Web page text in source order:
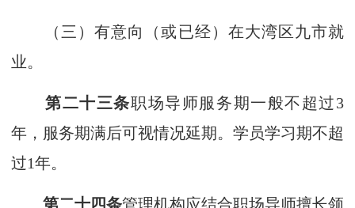
（三）有意向（或已经）在大湾区九市就
业。
第二十三条职场导师服务期一般不超过3
年，服务期满后可视情况延期。学员学习期不超
过1年。
第二十四条管理机构应结合职场导师擅长领